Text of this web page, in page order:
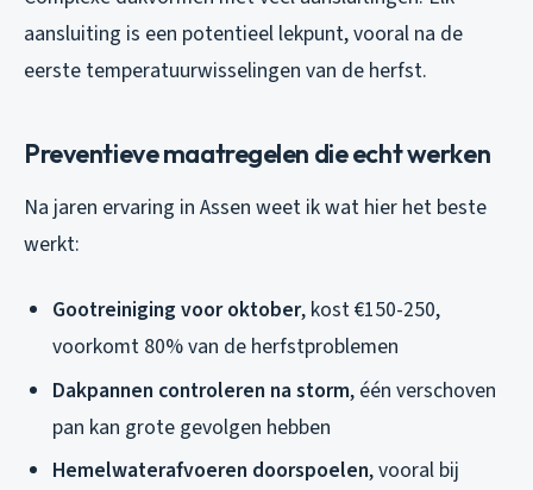
aansluiting is een potentieel lekpunt, vooral na de
eerste temperatuurwisselingen van de herfst.
Preventieve maatregelen die echt werken
Na jaren ervaring in Assen weet ik wat hier het beste
werkt:
Gootreiniging voor oktober, kost €150-250,
voorkomt 80% van de herfstproblemen
Dakpannen controleren na storm, één verschoven
pan kan grote gevolgen hebben
Hemelwaterafvoeren doorspoelen, vooral bij